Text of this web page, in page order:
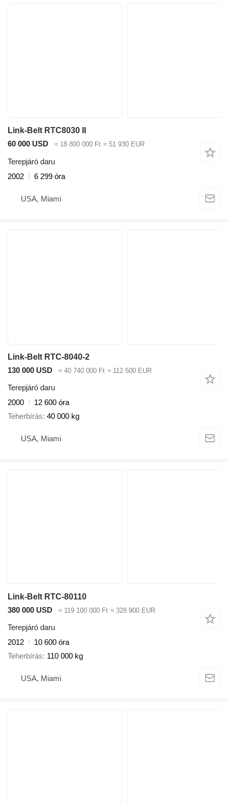
Link-Belt RTC8030 II
60 000 USD
≈ 18 800 000 Ft ≈ 51 930 EUR
Terepjáró daru
2002
6 299 óra
USA, Miami
Link-Belt RTC-8040-2
130 000 USD
≈ 40 740 000 Ft ≈ 112 500 EUR
Terepjáró daru
2000
12 600 óra
Teherbírás 40 000 kg
USA, Miami
Link-Belt RTC-80110
380 000 USD
≈ 119 100 000 Ft ≈ 328 900 EUR
Terepjáró daru
2012
10 600 óra
Teherbírás 110 000 kg
USA, Miami